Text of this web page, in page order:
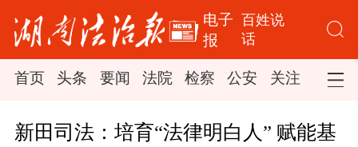
电子
报
百姓说
话
首页 头条 要闻 法院 检察 公安 关注 司法
新田司法：培育“法律明白人” 赋能基